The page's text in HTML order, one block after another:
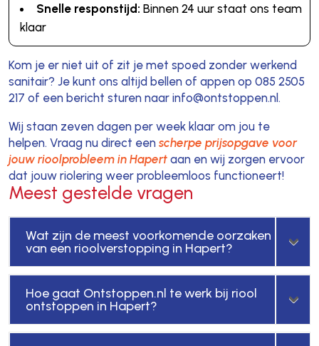
Snelle responstijd: Binnen 24 uur staat ons team
klaar
Kom je er niet uit of zit je met spoed zonder werkend
sanitair? Je kunt ons altijd bellen of appen op 085 2505
217 of een bericht sturen naar info@ontstoppen.nl.
Wij staan zeven dagen per week klaar om jou te
helpen. Vraag nu direct een scherpe prijsopgave voor
jouw rioolprobleem in Hapertaan en wij zorgen ervoor
dat jouw riolering weer probleemloos functioneert!
Meest gestelde vragen
Wat zijn de meest voorkomende oorzaken
van een rioolverstopping in Hapert?
Hoe gaat Ontstoppen.nl te werk bij riool
ontstoppen in Hapert?